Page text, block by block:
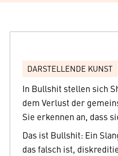
DARSTELLENDE KUNST
In Bullshit stellen sich
dem Verlust der
Sie erkennen an, dass
Das ist Bullshit: Ein
das falsch ist,